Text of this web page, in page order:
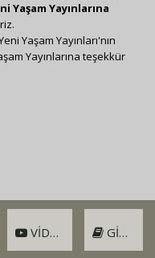
VIDEO GIRIŞ
Yaşam Yayınlarına
Yaşam Yayınları'nın
Yayınlarına teşekkür